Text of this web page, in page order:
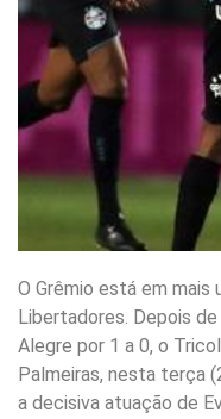
O Grêmio está em mais
Libertadores. Depois
Alegre por 1 a 0, o
Palmeiras, nesta terça
a decisiva atuação de